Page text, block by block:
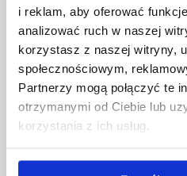
i reklam, aby oferować
analizować ruch w naszej
korzystasz z naszej witryny,
społecznościowym,
Partnerzy mogą połączyć te
otrzymanymi od Ciebie lub
korzystania z ich usług.
przejdź
treści
Biblioteka
Wydawnictwo
Covid info
Studia podyplomowe
Praca na UR
Zamówienia publiczne
Fundusze strukturalne
Projekty współfinansowane przez UE